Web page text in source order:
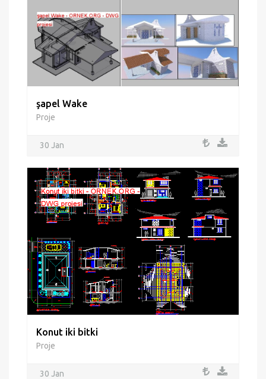
şapel Wake
Proje
30 Jan
Konut iki bitki
Proje
30 Jan